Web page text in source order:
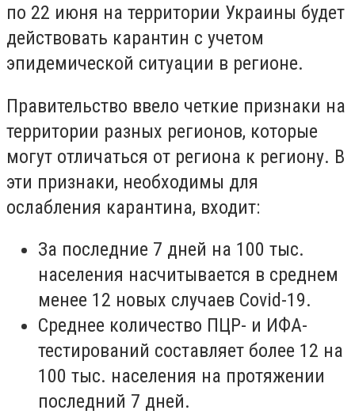
по 22 июня на территории Украины будет
действовать карантин с учетом
эпидемической ситуации в регионе.
Правительство ввело четкие признаки на
территории разных регионов, которые
могут отличаться от региона к региону. В
эти признаки, необходимы для
ослабления карантина, входит:
За последние 7 дней на 100 тыс.
населения насчитывается в среднем
менее 12 новых случаев Covid-19.
Среднее количество ПЦР- и ИФА-
тестирований составляет более 12 на
100 тыс. населения на протяжении
последний 7 дней.